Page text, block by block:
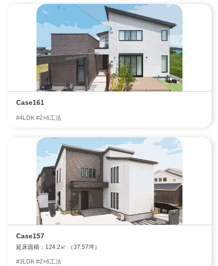
Case161
#4LDK #2×6工法
Case157
延床面積：124.2㎡ （37.57坪）
#3LDK #2×6工法